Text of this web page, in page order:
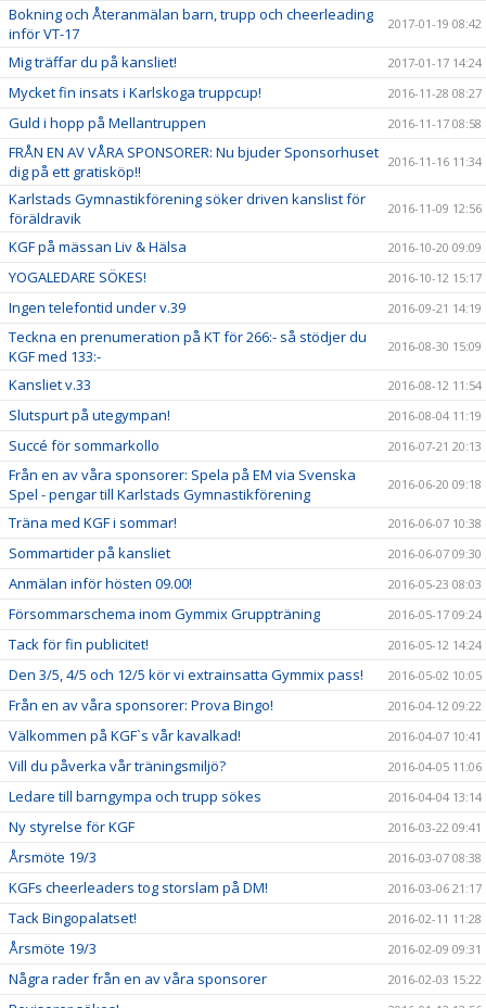
Bokning och Återanmälan barn, trupp och cheerleading
inför VT-17
2017-01-19 08:42
Mig träffar du på kansliet! 2017-01-17 14:24
Mycket fin insats i Karlskoga truppcup! 2016-11-28 08:27
Guld i hopp på Mellantruppen 2016-11-17 08:58
FRÅN EN AV VÅRA SPONSORER: Nu bjuder Sponsorhuset
dig på ett gratisköp!!
2016-11-16 11:34
Karlstads Gymnastikförening söker driven kanslist för
föräldravik
2016-11-09 12:56
KGF på mässan Liv & Hälsa 2016-10-20 09:09
YOGALEDARE SÖKES! 2016-10-12 15:17
Ingen telefontid under v.39 2016-09-21 14:19
Teckna en prenumeration på KT för 266:- så stödjer du
KGF med 133:-
2016-08-30 15:09
Kansliet v.33 2016-08-12 11:54
Slutspurt på utegympan! 2016-08-04 11:19
Succé för sommarkollo 2016-07-21 20:13
Från en av våra sponsorer: Spela på EM via Svenska
Spel - pengar till Karlstads Gymnastikförening
2016-06-20 09:18
Träna med KGF i sommar! 2016-06-07 10:38
Sommartider på kansliet 2016-06-07 09:30
Anmälan inför hösten 09.00! 2016-05-23 08:03
Försommarschema inom Gymmix Gruppträning 2016-05-17 09:24
Tack för fin publicitet! 2016-05-12 14:24
Den 3/5, 4/5 och 12/5 kör vi extrainsatta Gymmix pass! 2016-05-02 10:05
Från en av våra sponsorer: Prova Bingo! 2016-04-12 09:22
Välkommen på KGF`s vår kavalkad! 2016-04-07 10:41
Vill du påverka vår träningsmiljö? 2016-04-05 11:06
Ledare till barngympa och trupp sökes 2016-04-04 13:14
Ny styrelse för KGF 2016-03-22 09:41
Årsmöte 19/3 2016-03-07 08:38
KGFs cheerleaders tog storslam på DM! 2016-03-06 21:17
Tack Bingopalatset! 2016-02-11 11:28
Årsmöte 19/3 2016-02-09 09:31
Några rader från en av våra sponsorer 2016-02-03 15:22